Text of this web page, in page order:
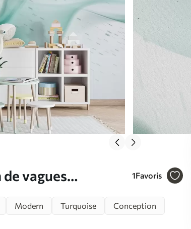
vagues
1Favoris
Modern Turquoise
Conception